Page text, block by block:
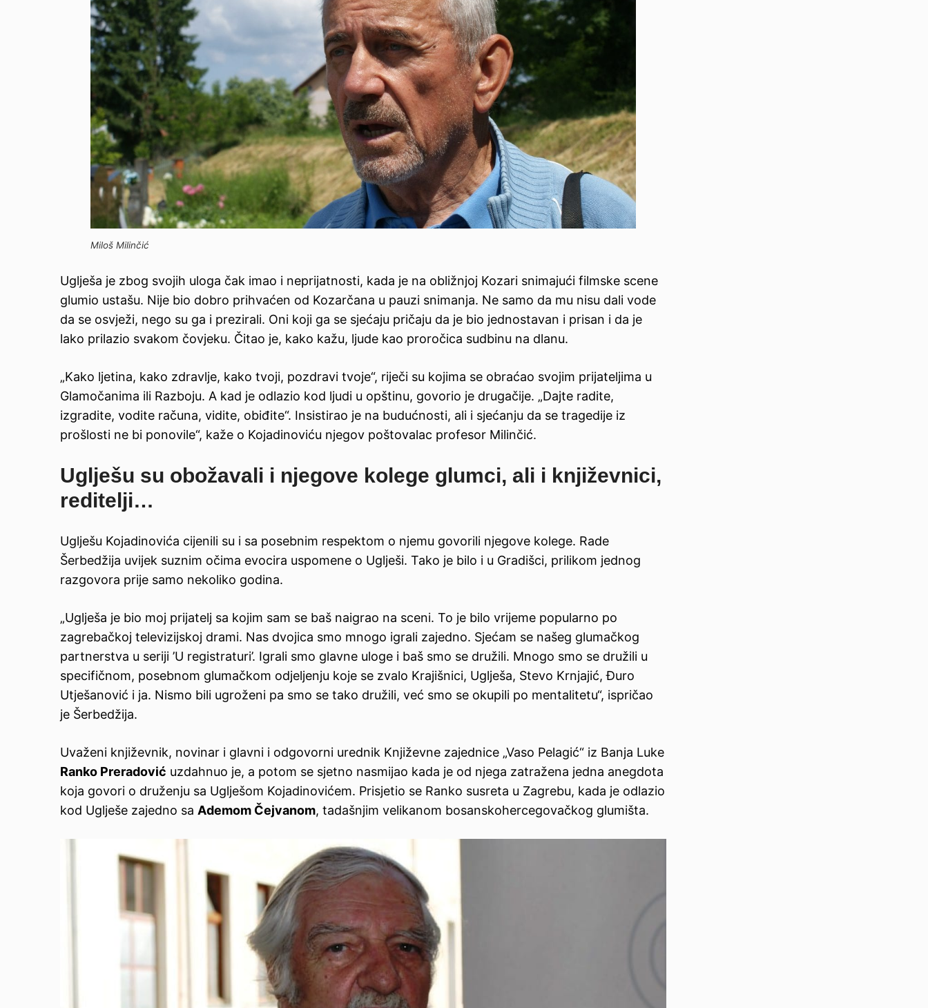
Miloš Milinčić
Uglješa je zbog svojih uloga čak imao i neprijatnosti, kada je na obližnjoj Kozari snimajući filmske scene
glumio ustašu. Nije bio dobro prihvaćen od Kozarčana u pauzi snimanja. Ne samo da mu nisu dali vode
da se osvježi, nego su ga i prezirali. Oni koji ga se sjećaju pričaju da je bio jednostavan i prisan i da je
lako prilazio svakom čovjeku. Čitao je, kako kažu, ljude kao proročica sudbinu na dlanu.
„Kako ljetina, kako zdravlje, kako tvoji, pozdravi tvoje“, riječi su kojima se obraćao svojim prijateljima u
Glamočanima ili Razboju. A kad je odlazio kod ljudi u opštinu, govorio je drugačije. „Dajte radite,
izgradite, vodite računa, vidite, obiđite“. Insistirao je na budućnosti, ali i sjećanju da se tragedije iz
prošlosti ne bi ponovile“, kaže o Kojadinoviću njegov poštovalac profesor Milinčić.
Uglješu su obožavali i njegove kolege glumci, ali i književnici,
reditelji…
Uglješu Kojadinovića cijenili su i sa posebnim respektom o njemu govorili njegove kolege. Rade
Šerbedžija uvijek suznim očima evocira uspomene o Uglješi. Tako je bilo i u Gradišci, prilikom jednog
razgovora prije samo nekoliko godina.
„Uglješa je bio moj prijatelj sa kojim sam se baš naigrao na sceni. To je bilo vrijeme popularno po
zagrebačkoj televizijskoj drami. Nas dvojica smo mnogo igrali zajedno. Sjećam se našeg glumačkog
partnerstva u seriji ’U registraturi’. Igrali smo glavne uloge i baš smo se družili. Mnogo smo se družili u
specifičnom, posebnom glumačkom odjeljenju koje se zvalo Krajišnici, Uglješa, Stevo Krnjajić, Đuro
Utješanović i ja. Nismo bili ugroženi pa smo se tako družili, već smo se okupili po mentalitetu“, ispričao
je Šerbedžija.
Uvaženi književnik, novinar i glavni i odgovorni urednik Književne zajednice „Vaso Pelagić“ iz Banja Luke
Ranko Preradović uzdahnuo je, a potom se sjetno nasmijao kada je od njega zatražena jedna anegdota
koja govori o druženju sa Uglješom Kojadinovićem. Prisjetio se Ranko susreta u Zagrebu, kada je odlazio
kod Uglješe zajedno sa Ademom Čejvanom, tadašnjim velikanom bosanskohercegovačkog glumišta.